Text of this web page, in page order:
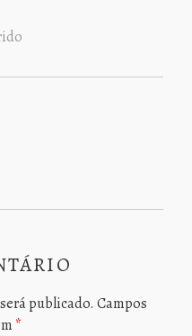
publicado. Campos
*